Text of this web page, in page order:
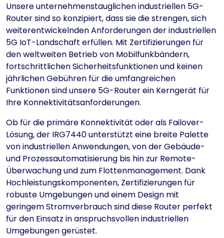
Unsere unternehmenstauglichen industriellen 5G-
Router sind so konzipiert, dass sie die strengen, sich
weiterentwickelnden Anforderungen der industriellen
5G IoT-Landschaft erfüllen. Mit Zertifizierungen für
den weltweiten Betrieb von Mobilfunkbändern,
fortschrittlichen Sicherheitsfunktionen und keinen
jährlichen Gebühren für die umfangreichen
Funktionen sind unsere 5G-Router ein Kerngerät für
Ihre Konnektivitätsanforderungen.
Ob für die primäre Konnektivität oder als Failover-
Lösung, der IRG7440 unterstützt eine breite Palette
von industriellen Anwendungen, von der Gebäude-
und Prozessautomatisierung bis hin zur Remote-
Überwachung und zum Flottenmanagement. Dank
Hochleistungskomponenten, Zertifizierungen für
robuste Umgebungen und einem Design mit
geringem Stromverbrauch sind diese Router perfekt
für den Einsatz in anspruchsvollen industriellen
Umgebungen gerüstet.